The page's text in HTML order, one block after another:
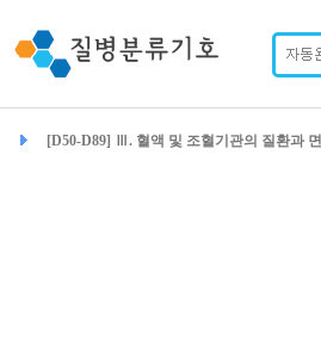
[D50-D89] Ⅲ. 혈액 및 조혈기관의 질환과